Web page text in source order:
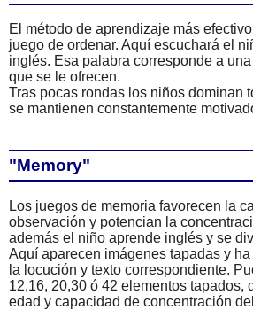
El método de aprendizaje más
juego de ordenar. Aquí escuchará el
inglés. Esa palabra corresponde a
que se le ofrecen.
Tras pocas rondas los niños dominan
se mantienen constantemente
"Memory"
Los juegos de memoria favorecen la
observación y potencian la
además el niño aprende inglés y se
Aquí aparecen imágenes tapadas y
la locución y texto correspondiente.
12,16, 20,30 ó 42 elementos tapados,
edad y capacidad de concentración